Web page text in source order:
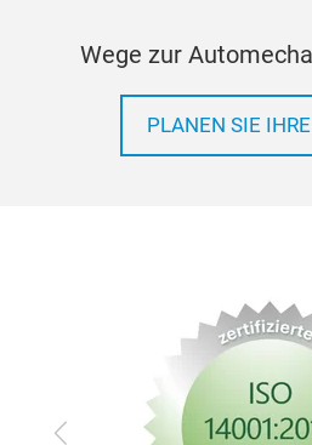
Wege zur
PLANEN SIE
Zurück